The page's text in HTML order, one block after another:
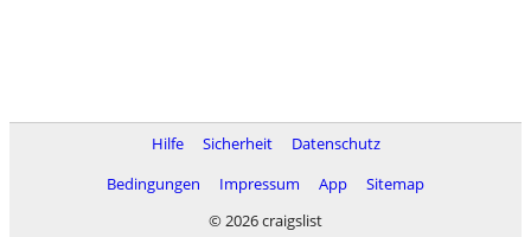
Hilfe Sicherheit
Datenschutz
Bedingungen
Impressum App
Sitemap
© 2026 craigslist